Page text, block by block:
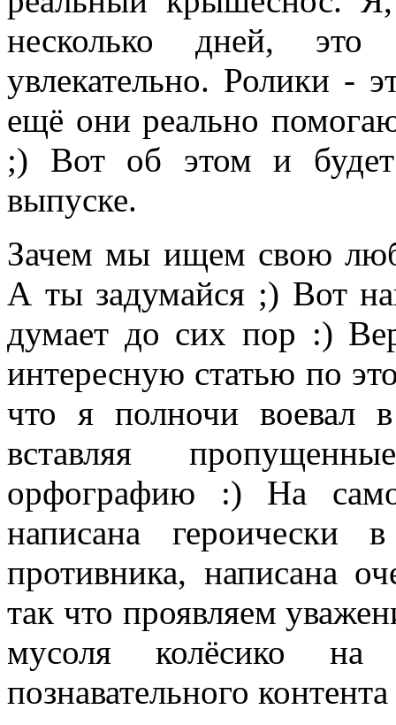
несколько дней,
увлекательно. Ролики -
ещё они реально
;) Вот об этом и будет
выпуске.
Зачем мы ищем свою
А ты задумайся ;) Вот
думает до сих пор :)
интересную статью по
что я полночи воевал
вставляя
орфографию :) На
написана
противника, написана
так что проявляем
мусоля колёсико
познавательного